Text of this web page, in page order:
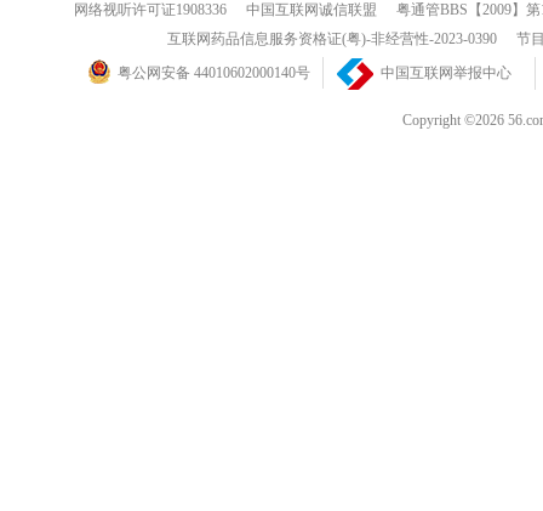
网络视听许可证1908336
中国互联网诚信联盟
粤通管BBS【2009】
互联网药品信息服务资格证(粤)-非经营性-2023-0390
节
粤公网安备 44010602000140号
中国互联网举报中心
Copyright ©2026